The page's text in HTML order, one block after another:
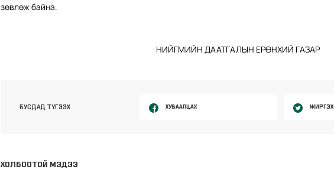
зөвлөж байна.
НИЙГМИЙН ДААТГАЛЫН ЕРӨНХИЙ ГАЗАР
БУСДАД ТҮГЭЭХ ХУВААЛЦАХ ЖИРГЭХ
ХОЛБООТОЙ МЭДЭЭ